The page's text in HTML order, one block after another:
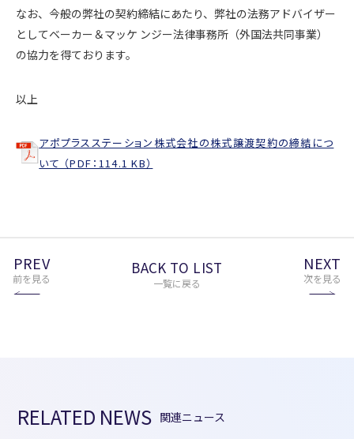
なお、今般の弊社の契約締結にあたり、弊社の法務アドバイザー
としてベーカー＆マッケ ンジー法律事務所（外国法共同事業）
の協力を得ております。
以上
アポプラスステーション株式会社の株式譲渡契約の締結につ
いて （PDF：114.1 KB）
PREV
前を見る
BACK TO LIST
一覧に戻る
NEXT
次を見る
RELATED NEWS 関連ニュース